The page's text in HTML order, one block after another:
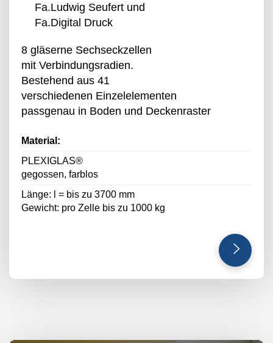
Fa.Ludwig Seufert und
Fa.Digital Druck
8 gläserne Sechseckzellen
mit Verbindungsradien.
Bestehend aus 41
verschiedenen Einzelelementen
passgenau in Boden und Deckenraster
Material:
PLEXIGLAS®
gegossen, farblos
Länge: l = bis zu 3700 mm
Gewicht: pro Zelle bis zu 1000 kg